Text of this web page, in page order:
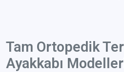
Tam Ortopedik
Ayakkabı